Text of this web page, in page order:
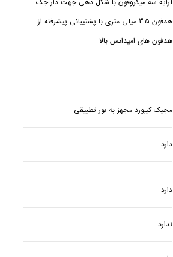
هدفون 3.5 میلی متری با پشتیبانی پیشرفته از
هدفون های امپدانس بالا
مجیک کیبورد مجهز به نور تطبیقی
دارد
دارد
ندارد